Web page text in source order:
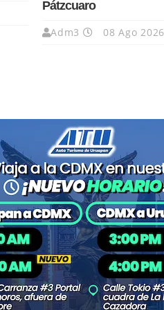
Pátzcuaro
Adm3 08 Ago 2026